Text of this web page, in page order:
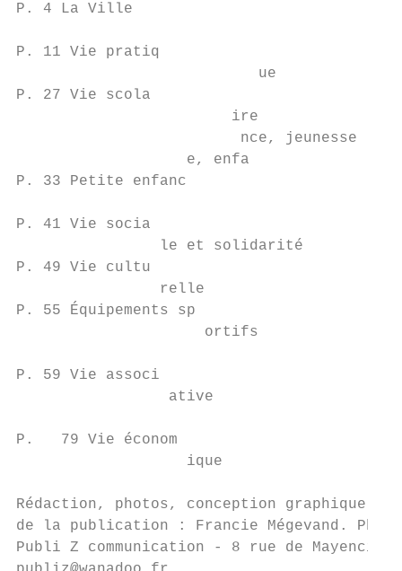
P. 4 La Ville
P. 11 Vie pratiq
                           ue
P. 27 Vie scola
                        ire
                         nce, jeunesse
                   e, enfa
P. 33 Petite enfanc
P. 41 Vie socia
                le et solidarité
P. 49 Vie cultu
                relle
P. 55 Équipements sp
                     ortifs
P. 59 Vie associ
                 ative
P.   79 Vie économ
                   ique
Rédaction, photos, conception graphique
de la publication : Francie Mégevand.
Publi Z communication - 8 rue de